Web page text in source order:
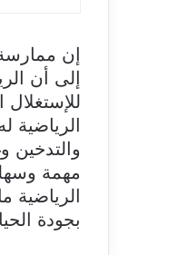
إن
إلى أن
الرياضية
والتدخين
مهمة
الرياضية
بجودة